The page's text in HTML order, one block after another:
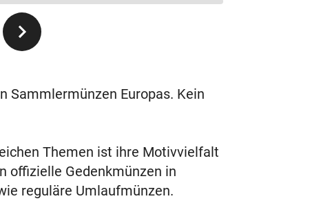
Sammlermünzen Europas. Kein
Themen ist ihre Motivvielfalt
offizielle Gedenkmünzen in
reguläre Umlaufmünzen.